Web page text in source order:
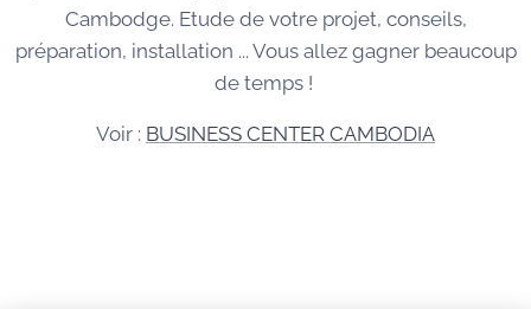
Cambodge. Etude de votre projet, conseils,
préparation, installation ... Vous allez gagner beaucoup
de temps !
Voir : BUSINESS CENTER CAMBODIA